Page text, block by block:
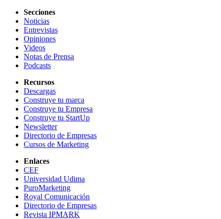
Secciones
Noticias
Entrevistas
Opiniones
Videos
Notas de Prensa
Podcasts
Recursos
Descargas
Construye tu marca
Construye tu Empresa
Construye tu StartUp
Newsletter
Directorio de Empresas
Cursos de Marketing
Enlaces
CEF
Universidad Udima
PuroMarketing
Royal Comunicación
Directorio de Empresas
Revista IPMARK